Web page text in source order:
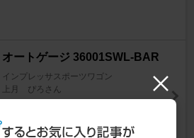
オートゲージ 36001SWL-BAR
インプレッサスポーツワゴン
上月 ぴろさん